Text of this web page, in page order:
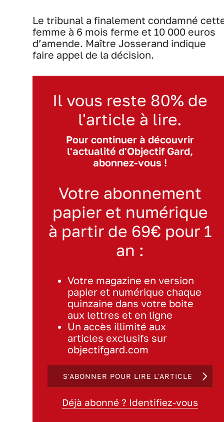
Le tribunal a finalement condamné
femme à 6 mois ferme et 10 000 euros
d’amende. Maître Josserand indique
faire appel de la décision.
Il vous reste 80% de
l'article à lire.
Pour continuer à découvrir
l'actualité d'Objectif Gard,
abonnez-vous !
Votre abonnement
papier et numérique
à partir de 69€ pour 1
an :
Votre magazine en version
papier et numérique chaque
quinzaine dans votre boite
aux lettres et en ligne
Un accès illimité aux
articles exclusifs sur
objectifgard.com
S'ABONNER POUR LIRE L'ARTICLE
Déjà abonné ? Identifiez-vous